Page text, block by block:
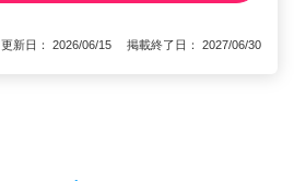
更新日： 2026/06/15 掲載終了日： 2027/06/30